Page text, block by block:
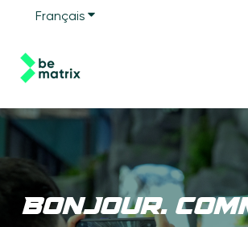
Français Afficher le sous-menu
Bonjour.